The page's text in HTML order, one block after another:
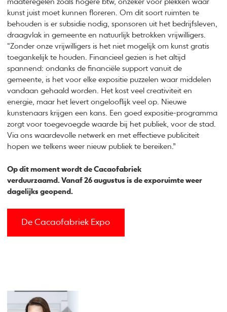
maateregelen zoals hogere btw, onzeker voor plekken waar
kunst juist moet kunnen floreren. Om dit soort ruimten te
behouden is er subsidie nodig, sponsoren uit het bedrijfsleven,
draagvlak in gemeente en natuurlijk betrokken vrijwilligers.
“Zonder onze vrijwilligers is het niet mogelijk om kunst gratis
toegankelijk te houden. Financieel gezien is het altijd
spannend: ondanks de financiële support vanuit de
gemeente, is het voor elke expositie puzzelen waar middelen
vandaan gehaald worden. Het kost veel creativiteit en
energie, maar het levert ongelooflijk veel op. Nieuwe
kunstenaars krijgen een kans. Een goed expositie-programma
zorgt voor toegevoegde waarde bij het publiek, voor de stad.
Via ons waardevolle netwerk en met effectieve publiciteit
hopen we telkens weer nieuw publiek te bereiken.”
Op dit moment wordt de Cacaofabriek
verduurzaamd. Vanaf 26 augustus is de exporuimte weer
dagelijks geopend.
De Cacaofabriek Expo